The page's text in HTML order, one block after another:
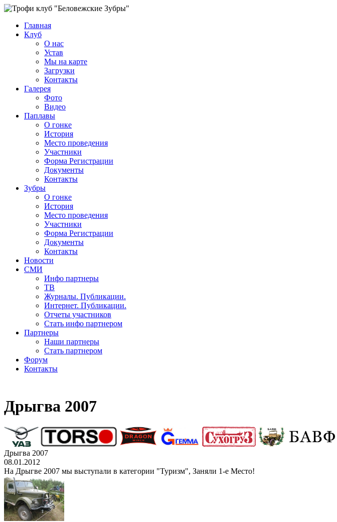
Главная
Клуб
О нас
Устав
Мы на карте
Загрузки
Контакты
Галерея
Фото
Видео
Паплавы
О гонке
История
Место проведения
Участники
Форма Регистрации
Документы
Контакты
Зубры
О гонке
История
Место проведения
Участники
Форма Регистрации
Документы
Контакты
Новости
СМИ
Инфо партнеры
ТВ
Журналы. Публикации.
Интернет. Публикации.
Отчеты участников
Стать инфо партнером
Партнеры
Наши партнеры
Стать партнером
Форум
Контакты
Дрыгва 2007
Дрыгва 2007
08.01.2012
На Дрыгве 2007 мы выступали в категории "Туризм", Заняли 1-е Место!